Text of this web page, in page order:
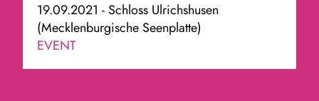
19.09.2021 - Schloss Ulrichshusen
(Mecklenburgische Seenplatte)
EVENT